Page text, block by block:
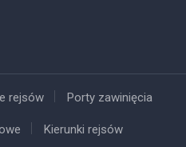
rejsów Porty zawinięcia
Kierunki rejsów